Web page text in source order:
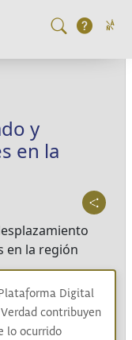
y
en la
en la región
|
Digital
contribuyen
lo ocurrido